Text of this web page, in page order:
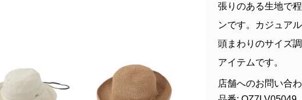
張りのある生地で
ンです。カジュア
頭まわりのサイズ
アイテムです。
店舗へのお問い合